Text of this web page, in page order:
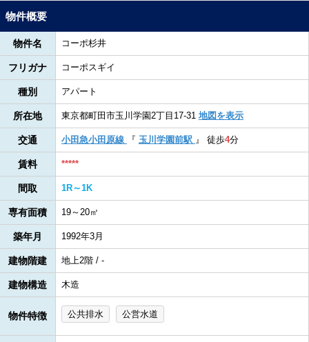
物件概要
物件名 コーポ杉井
フリガナ コーポスギイ
種別 アパート
所在地 東京都町田市玉川学園2丁目17-31 地図を表示
交通 小田急小田原線 『 玉川学園前駅 』 徒歩4分
賃料 *****
間取 1R～1K
専有面積 19～20㎡
築年月 1992年3月
建物階建 地上2階 / -
建物構造 木造
物件特徴 公共排水 公営水道